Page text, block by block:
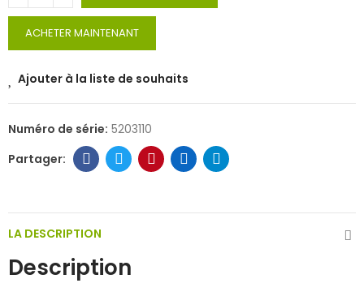
ACHETER MAINTENANT
Ajouter à la liste de souhaits
Numéro de série: 5203110
LA DESCRIPTION
Description